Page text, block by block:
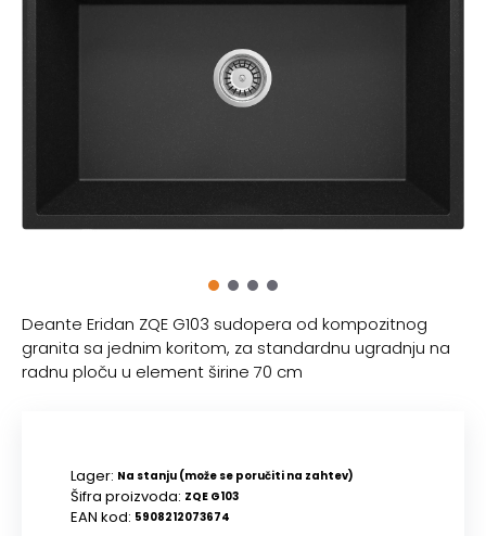
Deante Eridan ZQE G103 sudopera od kompozitnog
granita sa jednim koritom, za standardnu ugradnju na
radnu ploču u element širine 70 cm
Lager: Na stanju (može se poručiti na zahtev)
Šifra proizvoda: ZQE G103
EAN kod: 5908212073674